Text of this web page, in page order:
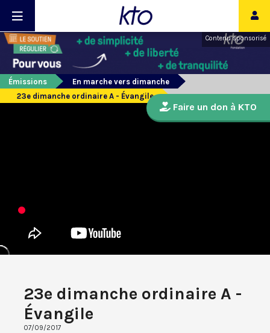
Contenu sponsorisé
Émissions
En marche vers dimanche
23e dimanche ordinaire A - Évangile
23e dimanche ordinaire A -
Évangile
07/09/2017
Faire un don à KTO